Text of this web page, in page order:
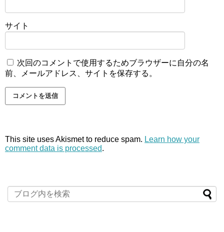
サイト
次回のコメントで使用するためブラウザーに自分の名
前、メールアドレス、サイトを保存する。
This site uses Akismet to reduce spam. Learn how your
comment data is processed.